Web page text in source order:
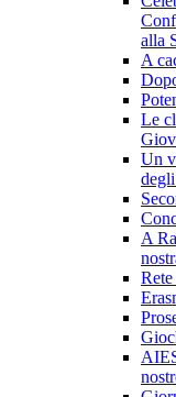
alla
A
Le
Un
A